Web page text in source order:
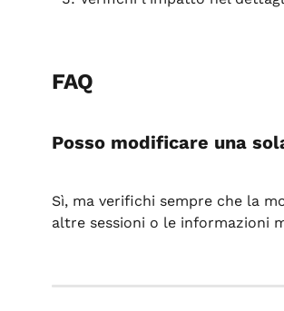
FAQ
Posso modificare una
Sì, ma verifichi sempre che la
altre sessioni o le informazioni